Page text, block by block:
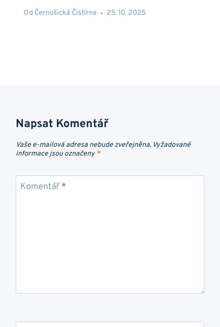
Od Černošická Čistírna 25. 10. 2025
Napsat Komentář
Vaše e-mailová adresa nebude zveřejněna. Vyžadované
informace jsou označeny *
Komentář *